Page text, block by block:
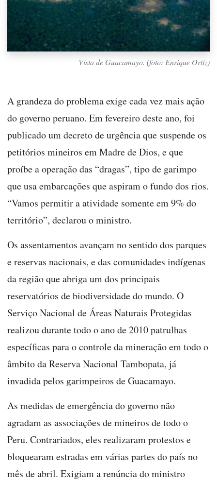
Vista de Guacamayo. (foto: Enrique Ortiz)
A grandeza do problema exige cada vez mais ação
do governo peruano. Em fevereiro deste ano, foi
publicado um decreto de urgência que suspende os
petitórios mineiros em Madre de Dios, e que
proíbe a operação das “dragas”, tipo de garimpo
que usa embarcações que aspiram o fundo dos rios.
“Vamos permitir a atividade somente em 9% do
território”, declarou o ministro.
Os assentamentos avançam no sentido dos parques
e reservas nacionais, e das comunidades indígenas
da região que abriga um dos principais
reservatórios de biodiversidade do mundo. O
Serviço Nacional de Áreas Naturais Protegidas
realizou durante todo o ano de 2010 patrulhas
específicas para o controle da mineração em todo o
âmbito da Reserva Nacional Tambopata, já
invadida pelos garimpeiros de Guacamayo.
As medidas de emergência do governo não
agradam as associações de mineiros de todo o
Peru. Contrariados, eles realizaram protestos e
bloquearam estradas em várias partes do país no
mês de abril. Exigiam a renúncia do ministro